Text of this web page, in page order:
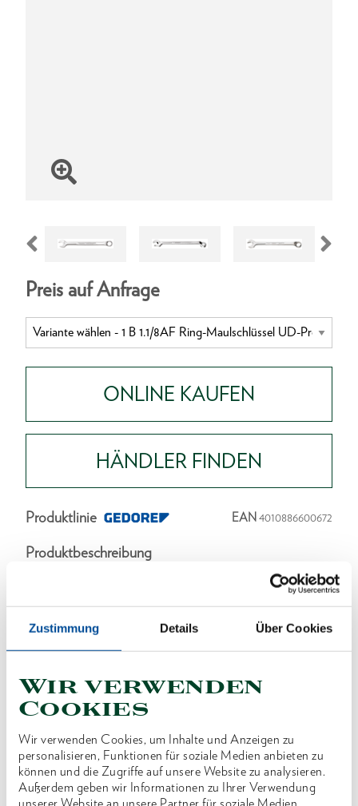
Zustimmung Details Über Cookies
Wir verwenden
Cookies
Wir verwenden Cookies, um Inhalte und Anzeigen zu
personalisieren, Funktionen für soziale Medien anbieten zu
können und die Zugriffe auf unsere Website zu analysieren.
Außerdem geben wir Informationen zu Ihrer Verwendung
unserer Website an unsere Partner für soziale Medien,
Preis auf Anfrage
ONLINE KAUFEN
HÄNDLER FINDEN
Produktlinie EAN4010886600672
Produktbeschreibung
Ausführung in Anlehnung an DIN 3113, Form B,
ISO 3318, ISO 7738
Mit gleichen Schlüsselweiten
Chrom-Vanadium-Stahl 31CrV3, verchromt
Blendfreie, mattierte Oberfläche
Sorgfältig geschmiedet und fachgerecht
verarbeitet
Ring: gekröpft und 10° abgewinkelt, mit UD-Profil
für schonende Kraftübertragung, ab SW 1.3/8" 12-